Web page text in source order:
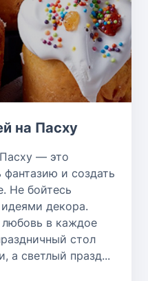
на Пасху
— это
и создать
Не бойтесь
декора.
в каждое
стол
а светлый празд...